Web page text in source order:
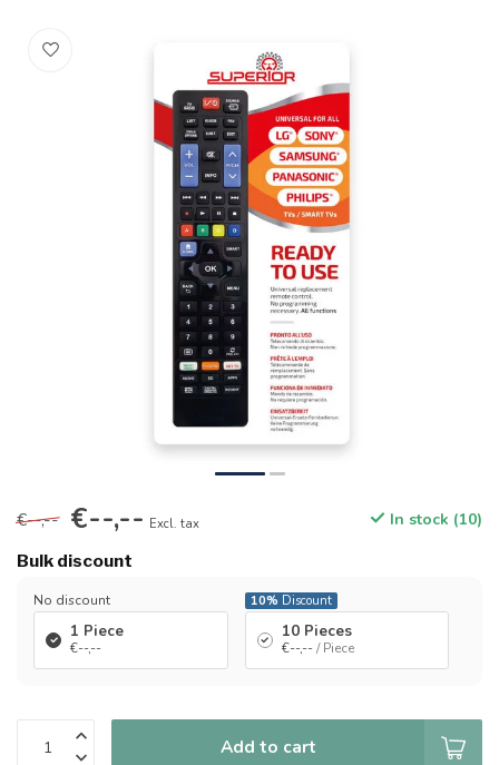
€--,-- €--,-- Excl. tax
In stock (10)
Bulk discount
No discount
1 Piece
€--,--
10% Discount
10 Pieces
€--,-- / Piece
Add to cart